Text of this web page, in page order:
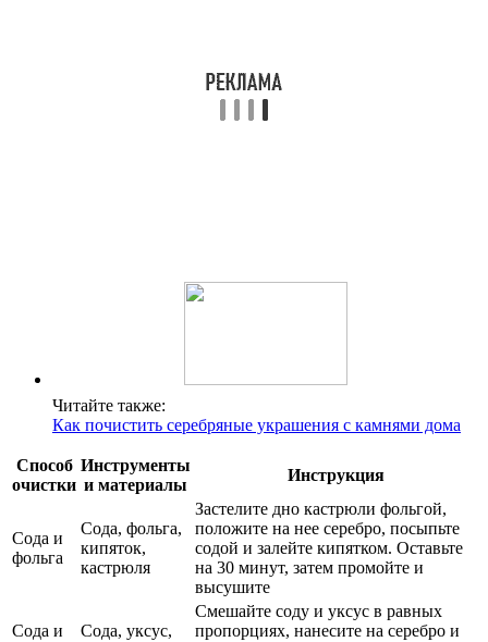
Читайте также:
Как почистить серебряные украшения с камнями дома
Способ
очистки
Инструменты
и материалы
Инструкция
Сода и
фольга
Сода, фольга,
кипяток,
кастрюля
Застелите дно кастрюли фольгой,
положите на нее серебро, посыпьте
содой и залейте кипятком. Оставьте
на 30 минут, затем промойте и
высушите
Сода и
Сода, уксус,
Смешайте соду и уксус в равных
пропорциях, нанесите на серебро и